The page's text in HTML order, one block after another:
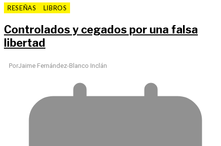
RESEÑAS LIBROS
Controlados y cegados por una falsa
libertad
PorJaime Fernández-Blanco Inclán